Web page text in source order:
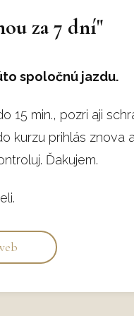
za 7 dní"
spoločnú jazdu.
15 min., pozri aji
kurzu prihlás znova
Ďakujem.